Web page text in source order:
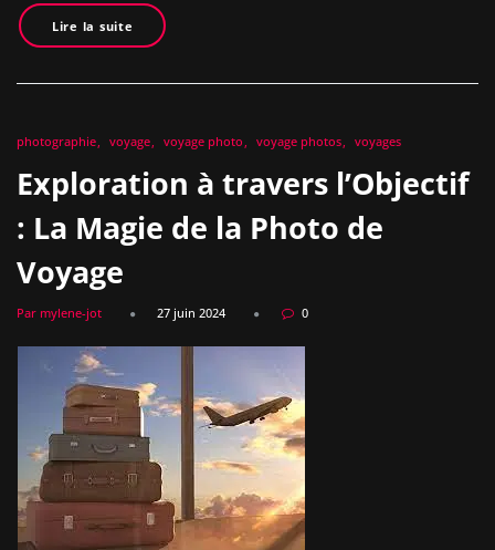
Lire la suite
photographie voyage voyage photo voyage photos voyages
Exploration à travers l’Objectif
: La Magie de la Photo de
Voyage
Par mylene-jot 27 juin 2024 0